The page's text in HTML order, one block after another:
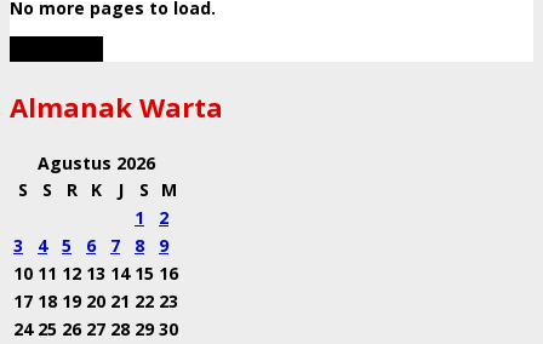
No more pages to load.
Almanak Warta
Agustus 2026
S
S R K J S
M
1
2
3
4 5 6 7 8
9
10 11 12 13 14 15 16
17 18 19 20 21 22 23
24 25 26 27 28 29 30